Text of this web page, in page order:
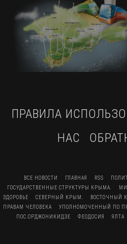
ПРАВИЛА
НАС
ВСЕ НОВОСТИ ГЛАВНАЯ RSS
ГОСУДАРСТВЕННЫЕ СТРУКТУРЫ КРЫМА.
ЗДОРОВЬЕ
СЕВЕРНЫЙ КРЫМ. ВОСТОЧНЫЙ
ПРАВАМ ЧЕЛОВЕКА
УПОЛНОМОЧЕННЫЙ ПО
ПОС.ОРДЖОНИКИДЗЕ
ФЕОДОСИЯ ЯЛТА